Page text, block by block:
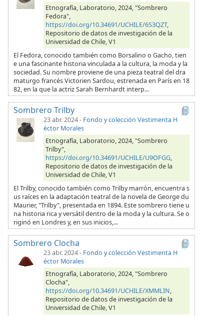
Etnografía, Laboratorio, 2024, "Sombrero
Fedora",
https://doi.org/10.34691/UCHILE/6S3QZT,
Repositorio de datos de investigación de la
Universidad de Chile, V1
El Fedora, conocido también como Borsalino o Gacho, tien
e una fascinante historia vinculada a la cultura, la moda y la
sociedad. Su nombre proviene de una pieza teatral del dra
maturgo francés Victorien Sardou, estrenada en París en 18
82, en la que la actriz Sarah Bernhardt interp...
Sombrero Trilby
23 abr. 2024- Fondo y colección Vestimenta H
éctor Morales
Etnografía, Laboratorio, 2024, "Sombrero
Trilby",
https://doi.org/10.34691/UCHILE/U9OFGG,
Repositorio de datos de investigación de la
Universidad de Chile, V1
El Trilby, conocido también como Trilby marrón, encuentra s
us raíces en la adaptación teatral de la novela de George du
Maurier, "Trilby", presentada en 1894. Este sombrero tiene u
na historia rica y versátil dentro de la moda y la cultura. Se o
riginó en Londres y, en sus inicios,...
Sombrero Clocha
23 abr. 2024- Fondo y colección Vestimenta H
éctor Morales
Etnografía, Laboratorio, 2024, "Sombrero
Clocha",
https://doi.org/10.34691/UCHILE/XMMLIN,
Repositorio de datos de investigación de la
Universidad de Chile, V1